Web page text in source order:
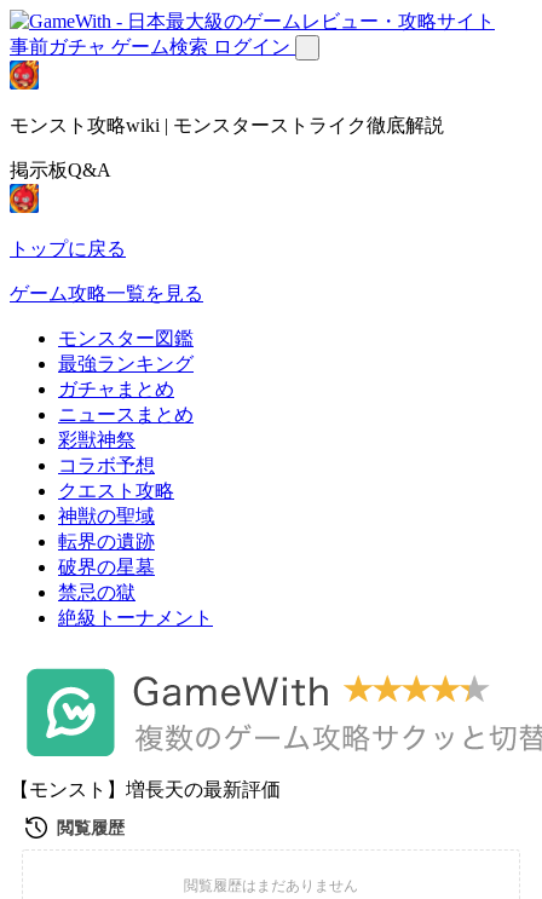
事前ガチャ ゲーム検索 ログイン
モンスト攻略wiki | モンスターストライク徹底解説
掲示板Q&A
トップに戻る
ゲーム攻略一覧を見る
モンスター図鑑
最強ランキング
ガチャまとめ
ニュースまとめ
彩獣神祭
コラボ予想
クエスト攻略
神獣の聖域
転界の遺跡
破界の星墓
禁忌の獄
絶級トーナメント
【モンスト】増長天の最新評価